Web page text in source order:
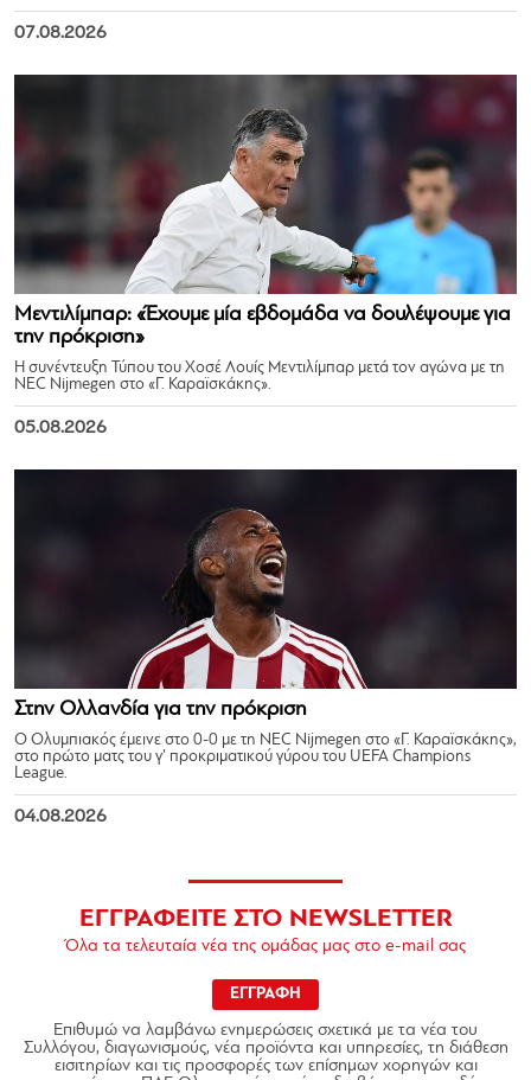
07.08.2026
Μεντιλίμπαρ: «Έχουμε μία εβδομάδα να δουλέψουμε για
την πρόκριση»
Η συνέντευξη Τύπου του Χοσέ Λουίς Μεντιλίμπαρ μετά τον αγώνα με τη
NEC Nijmegen στο «Γ. Καραϊσκάκης».
05.08.2026
Στην Ολλανδία για την πρόκριση
Ο Ολυμπιακός έμεινε στο 0-0 με τη NEC Nijmegen στο «Γ. Καραϊσκάκης»,
στο πρώτο ματς του γ’ προκριματικού γύρου του UEFA Champions
League.
04.08.2026
ΕΓΓΡΑΦΕΙΤΕ ΣΤΟ NEWSLETTER
Όλα τα τελευταία νέα της ομάδας μας στο e-mail σας
ΕΓΓΡΑΦΗ
Επιθυμώ να λαμβάνω ενημερώσεις σχετικά με τα νέα του
Συλλόγου, διαγωνισμούς, νέα προϊόντα και υπηρεσίες, τη διάθεση
εισιτηρίων και τις προσφορές των επίσημων χορηγών και